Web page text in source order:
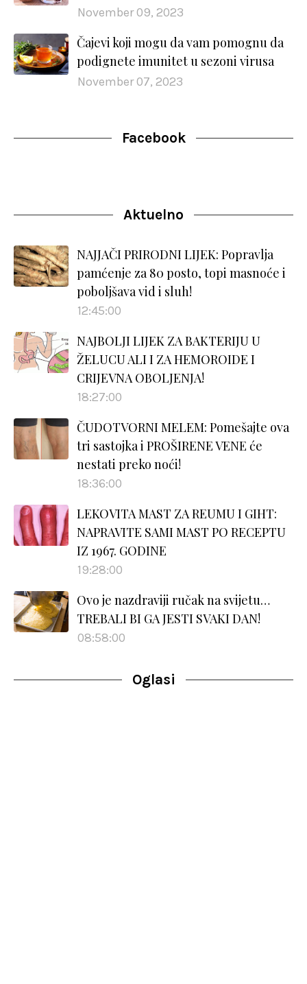
November 09, 2023
Čajevi koji mogu da vam pomognu da
podignete imunitet u sezoni virusa
November 07, 2023
Facebook
Aktuelno
NAJJAČI PRIRODNI LIJEK: Popravlja
pamćenje za 80 posto, topi masnoće i
poboljšava vid i sluh!
12:45:00
NAJBOLJI LIJEK ZA BAKTERIJU U
ŽELUCU ALI I ZA HEMOROIDE I
CRIJEVNA OBOLJENJA!
18:27:00
ČUDOTVORNI MELEM: Pomešajte ova
tri sastojka i PROŠIRENE VENE će
nestati preko noći!
18:36:00
LEKOVITA MAST ZA REUMU I GIHT:
NAPRAVITE SAMI MAST PO RECEPTU
IZ 1967. GODINE
19:28:00
Ovo je nazdraviji ručak na svijetu…
TREBALI BI GA JESTI SVAKI DAN!
08:58:00
Oglasi